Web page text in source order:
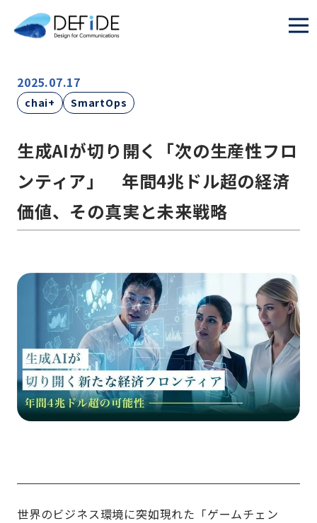
2025.07.17
chai+ SmartOps
生成AIが切り開く「次の生産性フロ
ンティア」 年間4兆ドル超の経済
価値、その真実と未来戦略
世界のビジネス環境に突如現れた「ゲームチェン